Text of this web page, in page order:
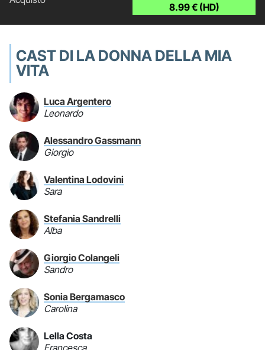
8.99 € (HD)
CAST DI LA DONNA DELLA MIA
VITA
Luca Argentero
Leonardo
Alessandro Gassmann
Giorgio
Valentina Lodovini
Sara
Stefania Sandrelli
Alba
Giorgio Colangeli
Sandro
Sonia Bergamasco
Carolina
Lella Costa